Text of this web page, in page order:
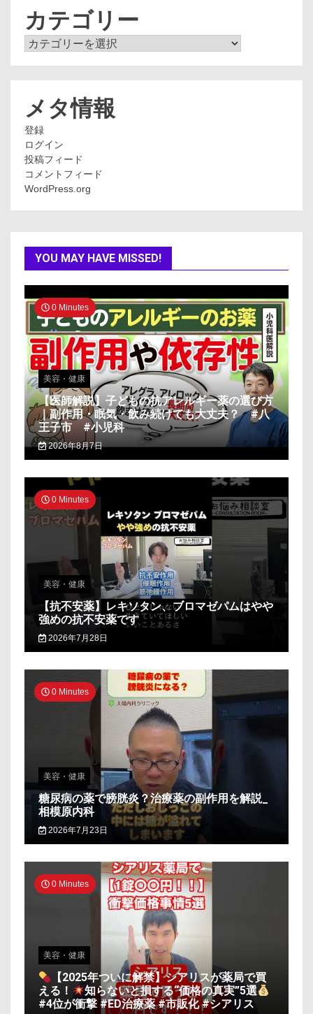
カテゴリー
カ
メタ情報
登録
ログイン
投稿フィード
コメントフィード
WordPress.org
YOU MAY HAVE MISSED!
0 Minutes
美容・健康
【医師解説】子どもの抗アレルギー薬の選び方
｜副作用・眠気・飲み続けても大丈夫？ #八
王子市 #小児科
2026年8月7日
0 Minutes
美容・健康
【抗不安薬】レキソタン、ブロマゼパムはやや
強めの抗不安薬です
2026年7月28日
0 Minutes
美容・健康
糖尿病の薬で膀胱炎？治療薬の副作用を解説_
相模原内科
2026年7月23日
0 Minutes
美容・健康
【2025年ついに解禁】シアリスが薬局で買
える！
知らないと損する“価格の真実”5選
#4位が衝撃 #ED治療薬 #市販化 #シアリス